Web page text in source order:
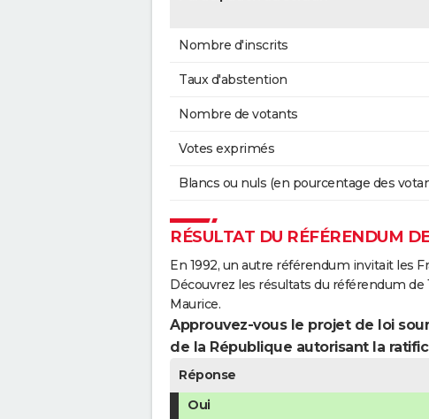
Nombre d'inscrits
Taux d'abstention
Nombre de votants
Votes exprimés
Blancs ou nuls (en pourcentage des
RÉSULTAT DU RÉFÉRENDUM
En 1992, un autre référendum invitait les
Découvrez les résultats du référendum
Maurice.
Approuvez-vous le projet de loi
de la République autorisant la
Réponse
Oui